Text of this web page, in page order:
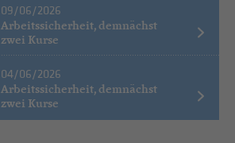
09/06/2026
Arbeitssicherheit, demnächst
zwei Kurse
04/06/2026
Arbeitssicherheit, demnächst
zwei Kurse